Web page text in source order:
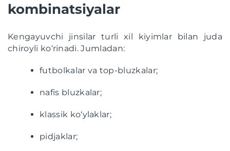
kombinatsiyalar
Kengayuvchi jinsilar turli xil kiyimlar bilan juda
chiroyli ko‘rinadi. Jumladan:
futbolkalar va top-bluzkalar;
nafis bluzkalar;
klassik ko‘ylaklar;
pidjaklar;